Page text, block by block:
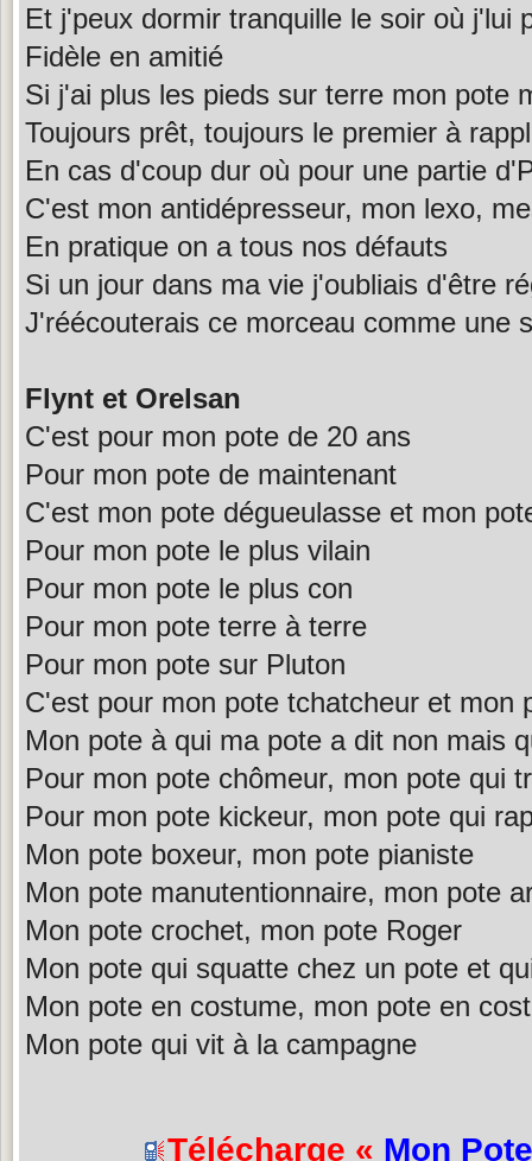
Et j'peux dormir tranquille le soir où j'lui
Fidèle en amitié
Si j'ai plus les pieds sur terre mon pote
Toujours prêt, toujours le premier à
En cas d'coup dur où pour une partie
C'est mon antidépresseur, mon lexo,
En pratique on a tous nos défauts
Si un jour dans ma vie j'oubliais d'être
J'réécouterais ce morceau comme une
Flynt et Orelsan
C'est pour mon pote de 20 ans
Pour mon pote de maintenant
C'est mon pote dégueulasse et mon
Pour mon pote le plus vilain
Pour mon pote le plus con
Pour mon pote terre à terre
Pour mon pote sur Pluton
C'est pour mon pote tchatcheur et mon
Mon pote à qui ma pote a dit non mais
Pour mon pote chômeur, mon pote qui
Pour mon pote kickeur, mon pote qui
Mon pote boxeur, mon pote pianiste
Mon pote manutentionnaire, mon pote
Mon pote crochet, mon pote Roger
Mon pote qui squatte chez un pote et
Mon pote en costume, mon pote en
Mon pote qui vit à la campagne
Télécharge « Mon Pote